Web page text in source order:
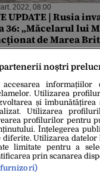
2022, 08:00
UPDATE | Rusia
36: „Măcelarul lui
de Marea
Zelenski se
parlamentarilor
de copii ucraineni,
începutul invaziei
noștri
accesarea
Utilizarea
și
Utilizarea
profilurilor pentru
Înțelegerea
diferite. Utilizarea
limitate pentru a
prin scanarea